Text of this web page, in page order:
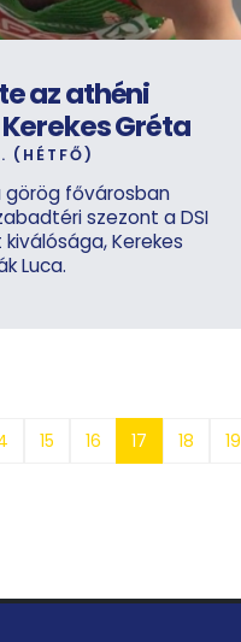
az athéni
Gréta
(HÉTFŐ)
görög fővárosban
szezont a DSI
Kerekes
Luca.
15 16 17 18 19